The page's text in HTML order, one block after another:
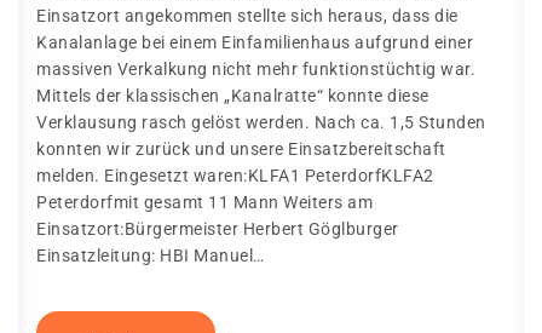
Einsatzort angekommen stellte sich heraus, dass die
Kanalanlage bei einem Einfamilienhaus aufgrund einer
massiven Verkalkung nicht mehr funktionstüchtig war.
Mittels der klassischen „Kanalratte“ konnte diese
Verklausung rasch gelöst werden. Nach ca. 1,5 Stunden
konnten wir zurück und unsere Einsatzbereitschaft
melden. Eingesetzt waren:KLFA1 PeterdorfKLFA2
Peterdorfmit gesamt 11 Mann Weiters am
Einsatzort:Bürgermeister Herbert Göglburger
Einsatzleitung: HBI Manuel…